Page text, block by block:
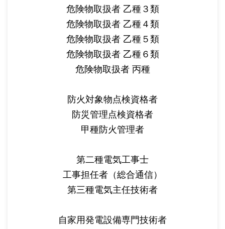
危険物取扱者 乙種３類
危険物取扱者 乙種４類
危険物取扱者 乙種５類
危険物取扱者 乙種６類
危険物取扱者 丙種
防火対象物点検資格者
防災管理点検資格者
甲種防火管理者
第二種電気工事士
工事担任者（総合通信）
第三種電気主任技術者
自家用発電設備専門技術者